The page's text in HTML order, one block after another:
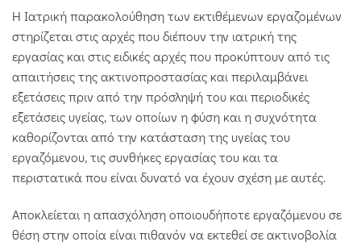
Η Ιατρική παρακολούθηση των εκτιθέμενων εργαζομένων
στηρίζεται στις αρχές που διέπουν την ιατρική της
εργασίας και στις ειδικές αρχές που προκύπτουν από τις
απαιτήσεις της ακτινοπροστασίας και περιλαμβάνει
εξετάσεις πριν από την πρόσληψή του και περιοδικές
εξετάσεις υγείας, των οποίων η φύση και η συχνότητα
καθορίζονται από την κατάσταση της υγείας του
εργαζόμενου, τις συνθήκες εργασίας του και τα
περιστατικά που είναι δυνατό να έχουν σχέση με αυτές.
Αποκλείεται η απασχόληση οποιουδήποτε εργαζόμενου σε
θέση στην οποία είναι πιθανόν να εκτεθεί σε ακτινοβολία